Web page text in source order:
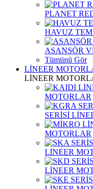
PLANET
HAVUZ
ASANSÖR
Tümünü Gör
LİNEER
LİNEER
MOTORLAR
SERİSİ
MOTORLAR
LİNEER
LİNEER